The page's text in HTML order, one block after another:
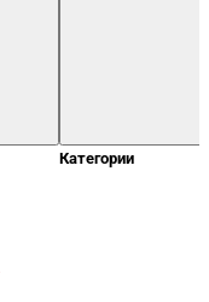
Категории